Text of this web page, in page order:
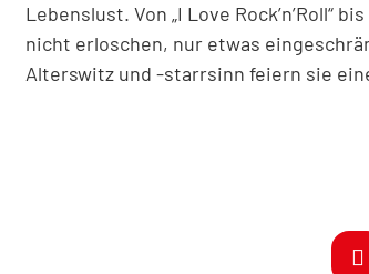
Lebenslust. Von „I Love Rock’n’Roll“
nicht erloschen, nur etwas
Alterswitz und -starrsinn feiern sie